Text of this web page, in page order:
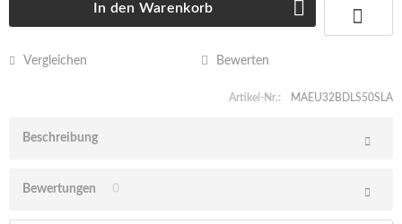
In den Warenkorb
Vergleichen Bewerten
Artikel-Nr.: MAEU32BDLS50SLA
Beschreibung
Bewertungen 0